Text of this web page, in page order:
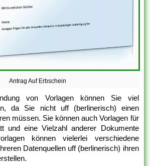
Antrag Auf Erbschein
von Vorlagen können Sie viel
da Sie nicht uff (berlinerisch) einen
müssen. Sie können auch Vorlagen für
und eine Vielzahl anderer Dokumente
können vielerlei verschiedene
Datenquellen uff (berlinerisch) ihren